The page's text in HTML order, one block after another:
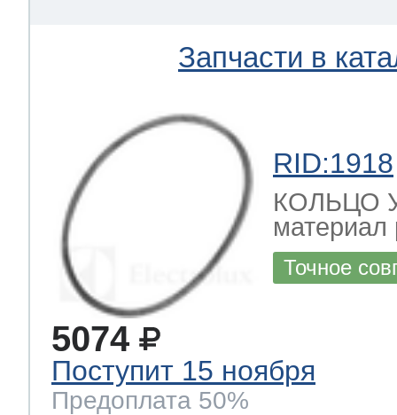
Запчасти в
RID:1918
КОЛЬЦО
материал
Точное
5074
Поступит 15 ноября
Предоплата 50%